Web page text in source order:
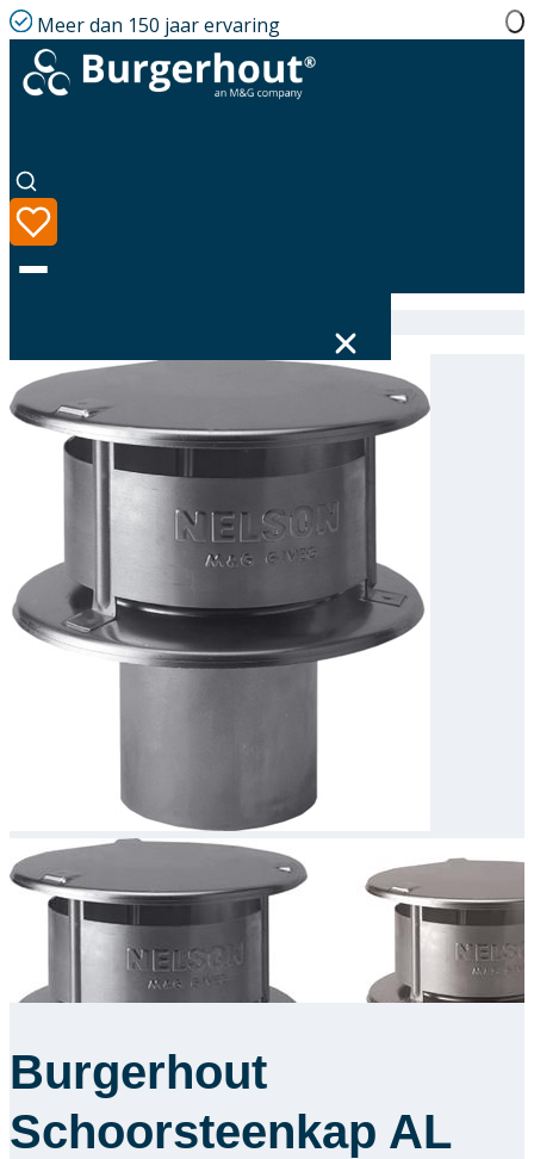
Meer dan 150 jaar ervaring
Taal
Assortiment
Oplossingen
Downloads
Academy
Burgerhout
Schoorsteenkap AL